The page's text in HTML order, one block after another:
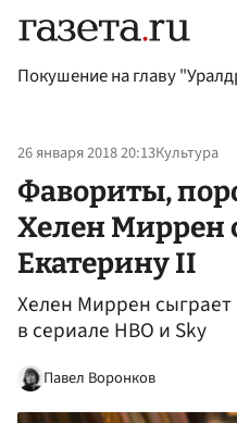
Покушение на главу
26 января 2018 20:13Культура
Фавориты,
Хелен Миррен
Екатерину II
Хелен Миррен
в сериале HBO и Sky
Павел Воронков